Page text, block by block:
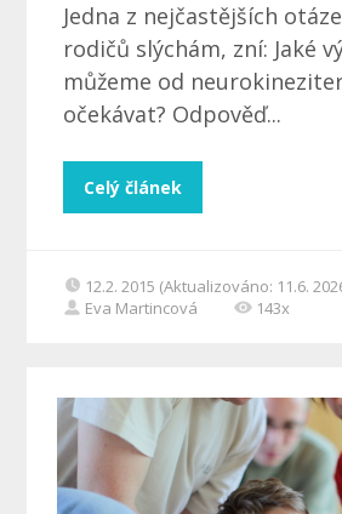
Jedna z nejčastějších
rodičů slýchám, zní: Jaké
můžeme od
očekávat? Odpověď...
Celý článek
12.2. 2015 (Aktualizováno: 11.6.
Eva Martincová
143x